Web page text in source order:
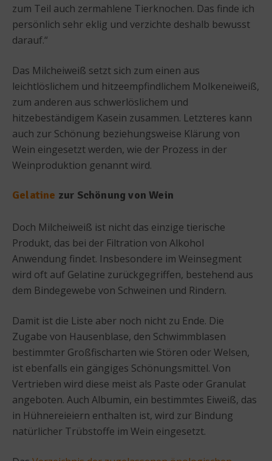
zum Teil auch zermahlene Tierknochen. Das finde ich
persönlich sehr eklig und verzichte deshalb bewusst
darauf.“
Das Milcheiweiß setzt sich zum einen aus
leichtlöslichem und hitzeempfindlichem Molkeneiweiß,
zum anderen aus schwerlöslichem und
hitzebeständigem Kasein zusammen. Letzteres kann
auch zur Schönung beziehungsweise Klärung von
Wein eingesetzt werden, wie der Prozess in der
Weinproduktion genannt wird.
Gelatine zur Schönung von Wein
Doch Milcheiweiß ist nicht das einzige tierische
Produkt, das bei der Filtration von Alkohol
Anwendung findet. Insbesondere im Weinsegment
wird oft auf Gelatine zurückgegriffen, bestehend aus
dem Bindegewebe von Schweinen und Rindern.
Damit ist die Liste aber noch nicht zu Ende. Die
Zugabe von Hausenblase, den Schwimmblasen
bestimmter Großfischarten wie Stören oder Welsen,
ist ebenfalls ein gängiges Schönungsmittel. Von
Vertrieben wird diese meist als Paste oder Granulat
angeboten. Auch Albumin, ein bestimmtes Eiweiß, das
in Hühnereieiern enthalten ist, wird zur Bindung
natürlicher Trübstoffe im Wein eingesetzt.